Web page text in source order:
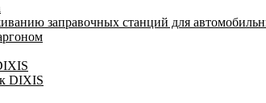
заправочных станций для
DIXIS